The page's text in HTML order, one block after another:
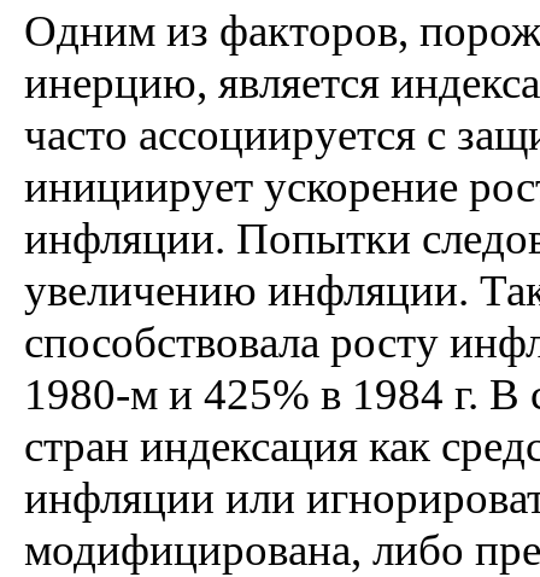
Одним из факторов,
инерцию, является
часто ассоциируется с
инициирует ускорение
инфляции. Попытки
увеличению инфляции.
способствовала росту
1980-м и 425% в 1984 г. В
стран индексация как
инфляции или
модифицирована, либо